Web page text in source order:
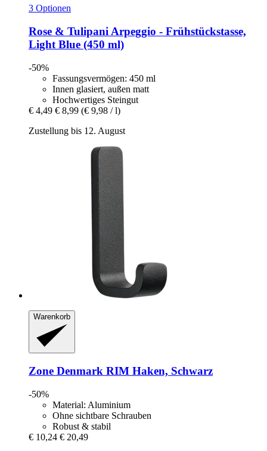
3 Optionen
Rose & Tulipani Arpeggio -​ Frühstückstasse,
Light Blue (450 ml)
-50%
Fassungsvermögen: 450 ml
Innen glasiert, außen matt
Hochwertiges Steingut
€ 4,49 € 8,99 (€ 9,98 / l)
Zustellung bis 12. August
Warenkorb
Zone Denmark RIM Haken, Schwarz
-50%
Material: Aluminium
Ohne sichtbare Schrauben
Robust & stabil
€ 10,24 € 20,49